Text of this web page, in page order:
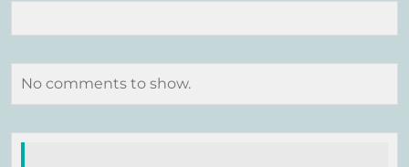
No comments to show.